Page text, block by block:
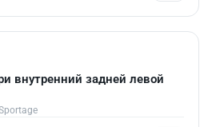
внутренний задней левой